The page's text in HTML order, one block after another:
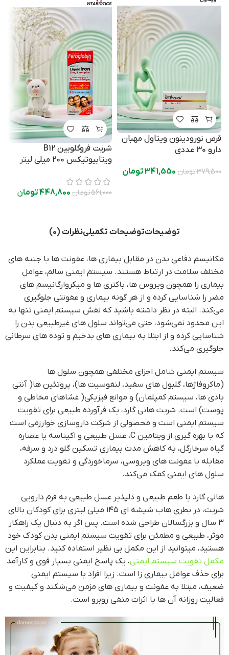
قرص نورودینون ویتاول مهبان
دارو 30 عددی
379,500تومان 341,550تومان
شربت فروگلوبین B12
ویتابیوتیکس 200 میلی لیتر
561,000تومان 448,800تومان
توضیحاتتوضیحات تکمیلینظرات (0)
مکانیسم دفاعی بدن در مقابل بیماری ها، عفونت ها با جنبه های
مختلف سلامت در ارتباط هستند. سیستم ایمنی سالم، عوامل
بیماری زا همچون ویروس ها، باکتری ها و میکروارگانیسم های
مضر را شناسایی کرده و از هر گونه بیماری و عفونتی جلوگیری
می‌کند. البته در نظر داشته باشید که نقش سیستم ایمنی تنها به
این محدود نمی‌شود، حتی می‌تواند سلول های غیرطبیعی بدن را
شناسایی کرده و از ابتلا به بیماری های بدخیم و توده های سرطانی
جلوگیری می‌کند.
سیستم ایمنی شامل اجزای مختلفی همچون سلول ها
(ماکروفاژها، گلبول های سفید، لنفوسیت ها)، پروتئین ها( آنتی
بادی ها، سیستم کمپلمان) و موانع فیزیکی( غشاهای مخاطی و
پوست) است. شربت هانی گارد، یک فرآورده طبیعی برای تقویت
سیستم ایمنی است و محصولی از شرکت داروسازی خوارزمی است
که با بهره گیری از ویتامین C، عسل طبیعی و اکیناسه یا عصاره
گیاه سرخارگل، به کاهش مدت بیماری تسکین گلو درد و سرفه،
مقابله با عفونت های ویروسی، سرماخوردگی و تقویت عملکرد
سلول های ایمنی کمک می‌کند.
هانی گارد با طعم طبیعی و دلپذیر عسل طبیعی به فرم دارویی
شربت، در بطری هاب شیشه ای ۱۴۵ میلی لیتری برای کودکان بالای
۳ سال و بزرگسالان طراحی شده است. پس اگر به دنبال یک راهکار
موثر، طبیعی و مطمئن برای تقویت سیستم ایمنی بدن کودک خود
هستید، میتوانید از این مکمل بی نظیر استفاده کنید. بنابراین این
مکمل تقویت سیستم ایمنی، یک پاسخ ایمنی بسیار قوی و کارآمد
برای حذف عوامل بیماری زا است. زیرا افراد با سیستم ایمنی
ضعیف، مبتلا به عفونت و بیماری های مزمن می‌شکند و کیفیت و
فعالیت روزانه آن ها با اثرات منفی روبرو است.